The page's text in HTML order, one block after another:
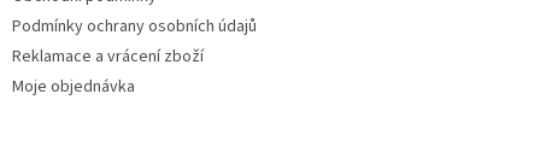
Podmínky ochrany osobních údajů
Reklamace a vrácení zboží
Moje objednávka